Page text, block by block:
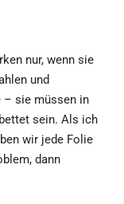
nur, wenn sie
und
– sie müssen in
sein. Als ich
wir jede Folie
dann